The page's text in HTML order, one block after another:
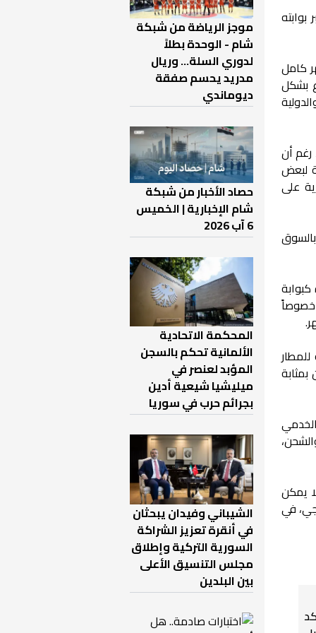
عبور 34 ألفاً و347 مسافراً عبر بوابته
كامل
بشكل
رغم أن
لبعض
على
بالسوق
خصوصاً
لا يمكن
في
موجز الرياضة من شبكة
شام - الوحدة بطلاً
لدوري السلة... وريال
مدريد يحسم صفقة
ديوماندي
حصاد الأخبار من شبكة
شام الإخبارية | الخميس
6 آب 2026
المحكمة الاتحادية
الألمانية تحكم بالسجن
المؤبد لعنصر في
ميليشيا شيعية أدين
بجرائم حرب في سوريا
الشيباني وفيدان يبحثان
في أنقرة تعزيز الشراكة
السورية التركية وإطلاق
مجلس التنسيق الأعلى
بين البلدين